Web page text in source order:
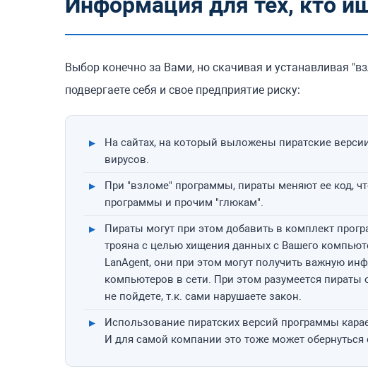
Выбор конечно за Вами, но скачивая и устанавливая
подвергаете себя и свое предприятие риску:
На сайтах, на который выложены пиратские
вирусов.
При "взломе" программы, пираты меняют ее код,
программы и прочим "глюкам".
Пираты могут при этом добавить в комплект
трояна с целью хищения данных с Вашего
LanAgent, они при этом могут получить важную
компьютеров в сети. При этом разумеется
не пойдете, т.к. сами нарушаете закон.
Использование пиратских версий программы
И для самой компании это тоже может